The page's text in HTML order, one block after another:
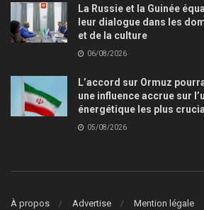
La Russie et la Guinée
leur dialogue dans les
et de la culture
06/08/2026
L’accord sur Ormuz
une influence accrue sur
énergétique les plus
05/08/2026
À propos Advertise Mention légale